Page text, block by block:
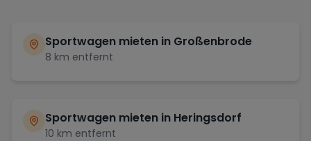
Sportwagen mieten in Großenbrode
8 km entfernt
Sportwagen mieten in Heringsdorf
10 km entfernt